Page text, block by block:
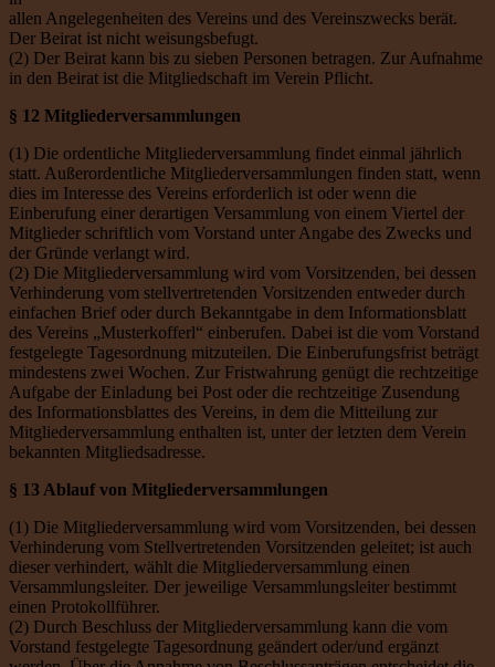
allen Angelegenheiten des Vereins und des Vereinszwecks berät.
Der Beirat ist nicht weisungsbefugt.
(2) Der Beirat kann bis zu sieben Personen betragen. Zur Aufnahme
in den Beirat ist die Mitgliedschaft im Verein Pflicht.
§ 12 Mitgliederversammlungen
(1) Die ordentliche Mitgliederversammlung findet einmal jährlich
statt. Außerordentliche Mitgliederversammlungen finden statt, wenn
dies im Interesse des Vereins erforderlich ist oder wenn die
Einberufung einer derartigen Versammlung von einem Viertel der
Mitglieder schriftlich vom Vorstand unter Angabe des Zwecks und
der Gründe verlangt wird.
(2) Die Mitgliederversammlung wird vom Vorsitzenden, bei dessen
Verhinderung vom stellvertretenden Vorsitzenden entweder durch
einfachen Brief oder durch Bekanntgabe in dem Informationsblatt
des Vereins „Musterkofferl“ einberufen. Dabei ist die vom Vorstand
festgelegte Tagesordnung mitzuteilen. Die Einberufungsfrist beträgt
mindestens zwei Wochen. Zur Fristwahrung genügt die rechtzeitige
Aufgabe der Einladung bei Post oder die rechtzeitige Zusendung
des Informationsblattes des Vereins, in dem die Mitteilung zur
Mitgliederversammlung enthalten ist, unter der letzten dem Verein
bekannten Mitgliedsadresse.
§ 13 Ablauf von Mitgliederversammlungen
(1) Die Mitgliederversammlung wird vom Vorsitzenden, bei dessen
Verhinderung vom Stellvertretenden Vorsitzenden geleitet; ist auch
dieser verhindert, wählt die Mitgliederversammlung einen
Versammlungsleiter. Der jeweilige Versammlungsleiter bestimmt
einen Protokollführer.
(2) Durch Beschluss der Mitgliederversammlung kann die vom
Vorstand festgelegte Tagesordnung geändert oder/und ergänzt